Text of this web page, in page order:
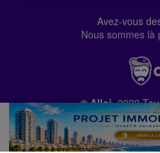
Avez-vous
Nous sommes là
© Alloj.2022